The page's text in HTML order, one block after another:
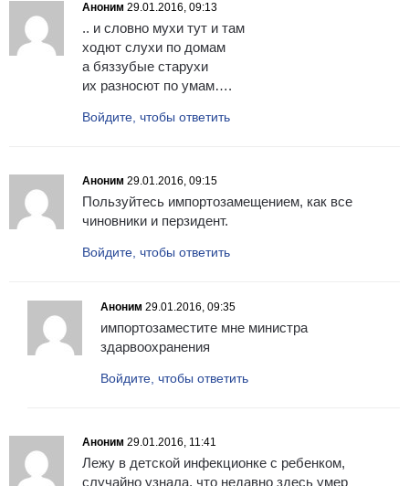
Аноним 29.01.2016, 09:13
.. и словно мухи тут и там
ходют слухи по домам
а бяззубые старухи
их разносют по умам….
Войдите, чтобы ответить
Аноним 29.01.2016, 09:15
Пользуйтесь импортозамещением, как все
чиновники и перзидент.
Войдите, чтобы ответить
Аноним 29.01.2016, 09:35
импортозаместите мне министра
здарвоохранения
Войдите, чтобы ответить
Аноним 29.01.2016, 11:41
Лежу в детской инфекционке с ребенком,
случайно узнала, что недавно здесь умер